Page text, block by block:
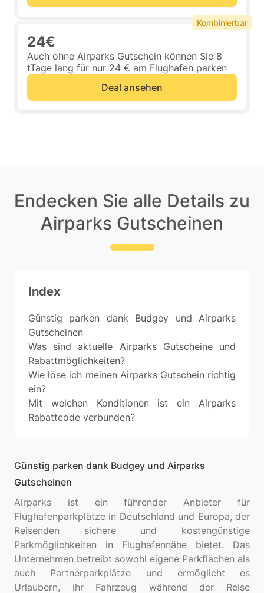
24€
Auch ohne Airparks Gutschein können Sie 8
tTage lang für nur 24 € am Flughafen parken
Deal ansehen
Kombinierbar
Endecken Sie alle Details zu
Airparks Gutscheinen
Index
Günstig parken dank Budgey und Airparks
Gutscheinen
Was sind aktuelle Airparks Gutscheine und
Rabattmöglichkeiten?
Wie löse ich meinen Airparks Gutschein richtig
ein?
Mit welchen Konditionen ist ein Airparks
Rabattcode verbunden?
Günstig parken dank Budgey und Airparks
Gutscheinen
Airparks ist ein führender Anbieter für
Flughafenparkplätze in Deutschland und Europa, der
Reisenden sichere und kostengünstige
Parkmöglichkeiten in Flughafennähe bietet. Das
Unternehmen betreibt sowohl eigene Parkflächen als
auch Partnerparkplätze und ermöglicht es
Urlaubern, ihr Fahrzeug während der Reise